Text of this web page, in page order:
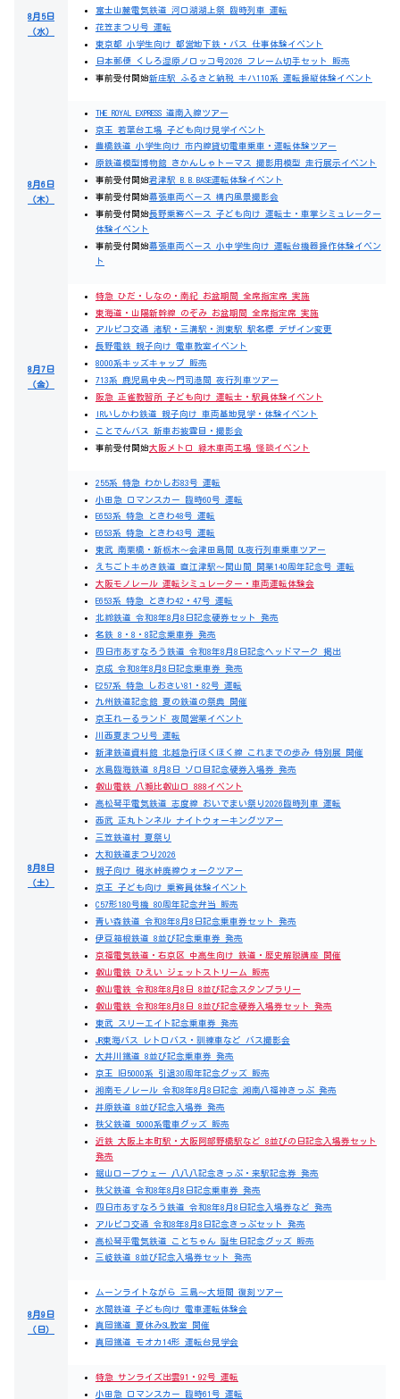
8月5日
（水）
富士山麓電気鉄道 河口湖湖上祭 臨時列車 運転
花笠まつり号 運転
東京都 小学生向け 都営地下鉄・バス 仕事体験イベント
日本郵便 くしろ湿原ノロッコ号2026 フレーム切手セット 販売
事前受付開始新庄駅 ふるさと納税 キハ110系 運転操縦体験イベント
8月6日
（木）
THE ROYAL EXPRESS 道南入線ツアー
京王 若葉台工場 子ども向け見学イベント
豊橋鉄道 小学生向け 市内線貸切電車乗車・運転体験ツアー
原鉄道模型博物館 きかんしゃトーマス 撮影用模型 走行展示イベント
事前受付開始君津駅 B.B.BASE運転体験イベント
事前受付開始幕張車両ベース 構内風景撮影会
事前受付開始長野乗務ベース 子ども向け 運転士・車掌シミュレーター
体験イベント
事前受付開始幕張車両ベース 小中学生向け 運転台機器操作体験イベン
ト
8月7日
（金）
特急 ひだ・しなの・南紀 お盆期間 全席指定席 実施
東海道・山陽新幹線 のぞみ お盆期間 全席指定席 実施
アルピコ交通 渚駅・三溝駅・渕東駅 駅名標 デザイン変更
長野電鉄 親子向け 電車教室イベント
8000系キッズキャップ 販売
713系 鹿児島中央～門司港間 夜行列車ツアー
阪急 正雀教習所 子ども向け 運転士・駅員体験イベント
IRいしかわ鉄道 親子向け 車両基地見学・体験イベント
ことでんバス 新車お披露目・撮影会
事前受付開始大阪メトロ 緑木車両工場 怪談イベント
8月8日
（土）
255系 特急 わかしお83号 運転
小田急 ロマンスカー 臨時60号 運転
E653系 特急 ときわ48号 運転
E653系 特急 ときわ43号 運転
東武 南栗橋・新栃木～会津田島間 DL夜行列車乗車ツアー
えちごトキめき鉄道 直江津駅～関山間 開業140周年記念号 運転
大阪モノレール 運転シミュレーター・車両運転体験会
E653系 特急 ときわ42・47号 運転
北総鉄道 令和8年8月8日記念硬券セット 発売
名鉄 8・8・8記念乗車券 発売
四日市あすなろう鉄道 令和8年8月8日記念ヘッドマーク 掲出
京成 令和8年8月8日記念乗車券 発売
E257系 特急 しおさい81・82号 運転
九州鉄道記念館 夏の鉄道の祭典 開催
京王れーるランド 夜間営業イベント
川西夏まつり号 運転
新津鉄道資料館 北越急行ほくほく線 これまでの歩み 特別展 開催
水島臨海鉄道 8月8日 ゾロ目記念硬券入場券 発売
叡山電鉄 八瀬比叡山口 888イベント
高松琴平電気鉄道 志度線 おいでまい祭り2026臨時列車 運転
西武 正丸トンネル ナイトウォーキングツアー
三笠鉄道村 夏祭り
大和鉄道まつり2026
親子向け 碓氷峠廃線ウォークツアー
京王 子ども向け 乗務員体験イベント
C57形180号機 80周年記念弁当 販売
青い森鉄道 令和8年8月8日記念乗車券セット 発売
伊豆箱根鉄道 8並び記念乗車券 発売
京福電気鉄道・右京区 中高生向け 鉄道・歴史解説講座 開催
叡山電鉄 ひえい ジェットストリーム 販売
叡山電鉄 令和8年8月8日 8並び記念スタンプラリー
叡山電鉄 令和8年8月8日 8並び記念硬券入場券セット 発売
東武 スリーエイト記念乗車券 発売
JR東海バス レトロバス・訓練車など バス撮影会
大井川鐵道 8並び記念乗車券 発売
京王 旧5000系 引退30周年記念グッズ 販売
湘南モノレール 令和8年8月8日記念 湘南八福神きっぷ 発売
井原鉄道 8並び記念入場券 発売
秩父鉄道 5000系電車グッズ 販売
近鉄 大阪上本町駅・大阪阿部野橋駅など 8並びの日記念入場券セット
発売
鋸山ロープウェー 八八八記念きっぷ・来駅記念券 発売
秩父鉄道 令和8年8月8日記念乗車券 発売
四日市あすなろう鉄道 令和8年8月8日記念入場券など 発売
アルピコ交通 令和8年8月8日記念きっぷセット 発売
高松琴平電気鉄道 ことちゃん 誕生日記念グッズ 販売
三岐鉄道 8並び記念入場券セット 発売
8月9日
（日）
ムーンライトながら 三島～大垣間 復刻ツアー
水間鉄道 子ども向け 電車運転体験会
真岡鐵道 夏休みSL教室 開催
真岡鐵道 モオカ14形 運転台見学会
特急 サンライズ出雲91・92号 運転
小田急 ロマンスカー 臨時61号 運転